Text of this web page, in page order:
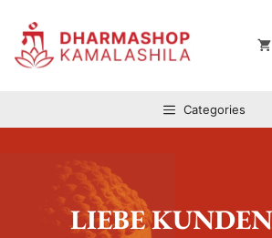
Inhalt
springen
Categories
LIEBE